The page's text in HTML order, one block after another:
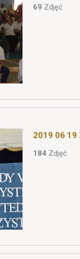
69 Zdjęć
2019 06 19
184 Zdjęć